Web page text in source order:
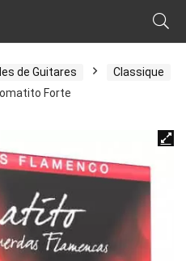
de Guitares
Classique
Forte